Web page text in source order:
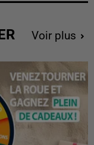
Voir plus